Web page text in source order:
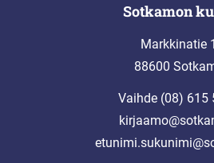
Sotkamon
Markkinatie 1
88600
Vaihde (08) 615